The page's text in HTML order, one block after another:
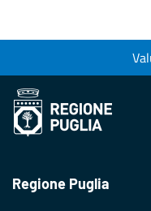
Regione Puglia